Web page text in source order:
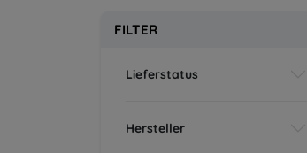
FILTER
Lieferstatus
Hersteller